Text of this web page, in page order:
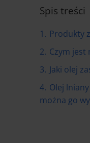
Spis treści
1. Produkty
2. Czym jest
3. Jaki olej
4. Olej
można go